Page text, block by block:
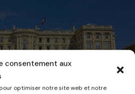
consentement aux
optimiser notre site web et notre